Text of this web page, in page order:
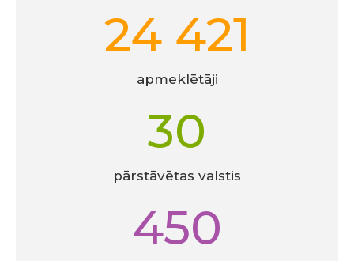
24 421
apmeklētāji
30
pārstāvētas valstis
450